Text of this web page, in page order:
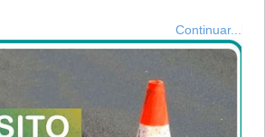
Continuar...